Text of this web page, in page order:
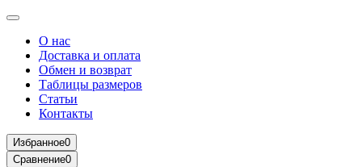
О нас
Доставка и оплата
Обмен и возврат
Таблицы размеров
Статьи
Контакты
Избранное0
Сравнение0